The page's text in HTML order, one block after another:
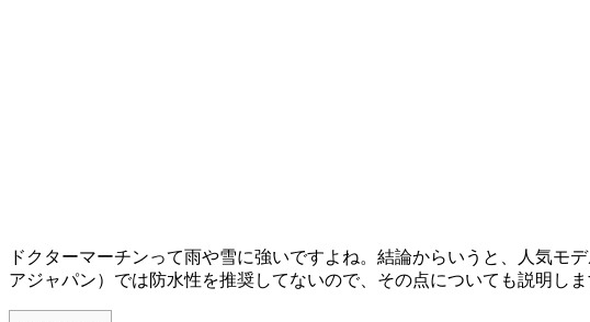
ドクターマーチンって雨や雪に強いですよね。結論からいうと、人気モ
アジャパン）では防水性を推奨してないので、その点についても説明しま